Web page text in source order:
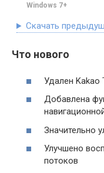
Windows 7+
Скачать
Что нового
Удален Kakao
Добавлена
Значительно
Улучшено
потоков